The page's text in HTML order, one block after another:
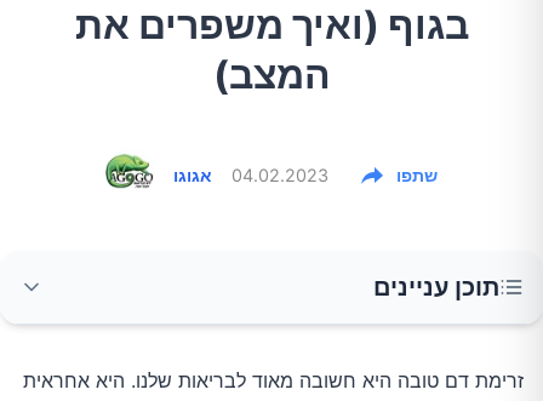
בגוף (ואיך משפרים את
המצב)
אגוגו 04.02.2023 שתפו
תוכן עניינים
סימנים של זרימת דם לקויה
זרימת דם טובה היא חשובה מאוד לבריאות שלנו. היא אחראית